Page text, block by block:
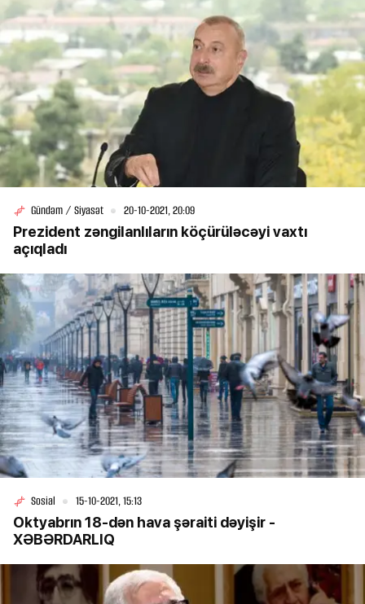
Gündəm / Siyasət 20-10-2021, 20:09
Prezident zəngilanlıların köçürüləcəyi vaxtı
açıqladı
Sosial 15-10-2021, 15:13
Oktyabrın 18-dən hava şəraiti dəyişir -
XƏBƏRDARLIQ